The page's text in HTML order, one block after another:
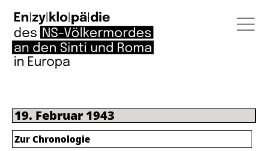
19. Februar 1943
Zur Chronologie